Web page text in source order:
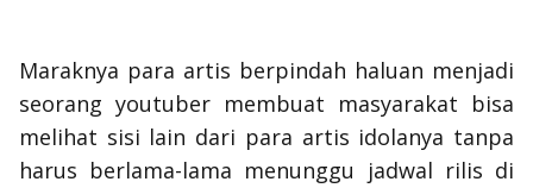
Maraknya para artis berpindah haluan menjadi
seorang youtuber membuat masyarakat bisa
melihat sisi lain dari para artis idolanya tanpa
harus berlama-lama menunggu jadwal rilis di